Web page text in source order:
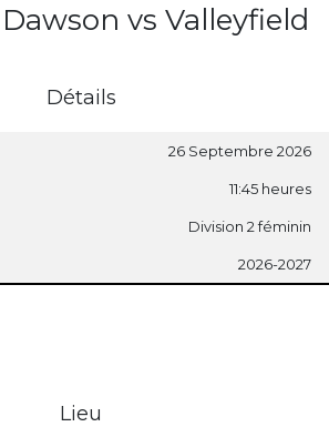
vs Valleyfield
Détails
26 Septembre 2026
11:45 heures
Division 2 féminin
2026-2027
Lieu